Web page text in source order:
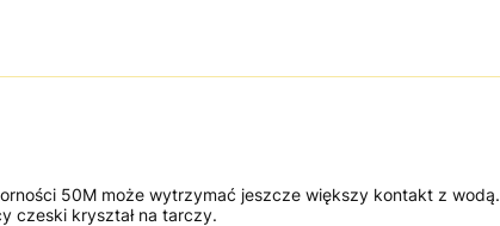
50M może wytrzymać jeszcze większy kontakt z wodą.
czeski kryształ na tarczy.